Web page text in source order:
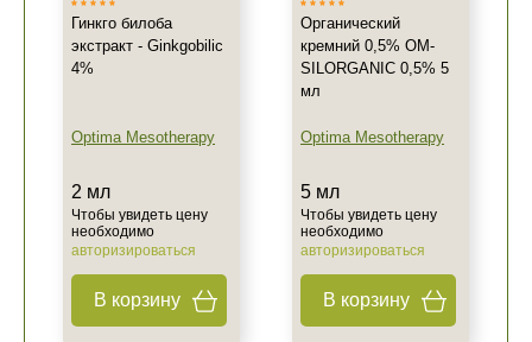
Гинкго билоба
экстракт - Ginkgobilic
4%
Optima Mesotherapy
2 мл
Чтобы увидеть цену
необходимо
авторизироваться
В корзину
Органический
кремний 0,5% OM-
SILORGANIC 0,5% 5
мл
Optima Mesotherapy
5 мл
Чтобы увидеть цену
необходимо
авторизироваться
В корзину